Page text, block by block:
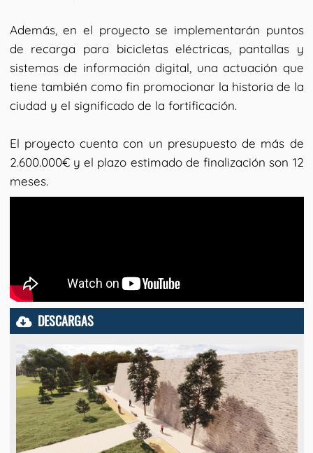
Además, en el proyecto se implementarán puntos
de recarga para bicicletas eléctricas, pantallas y
sistemas de información digital, una actuación que
tiene también como fin promocionar la historia de la
ciudad y el significado de la fortificación.
El proyecto cuenta con un presupuesto de más de
2.600.000€ y el plazo estimado de finalización son 12
meses.
DESCARGAS